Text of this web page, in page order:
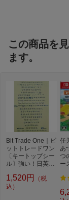
この商品を
ます。
Bit Trade One｜ビ
ットトレードワン
〔キートップシー
ル〕強い！日英対
プシールセット ブ
ルー DYKTSBL
1,520円
（税
込）
任
あ
つ
ー